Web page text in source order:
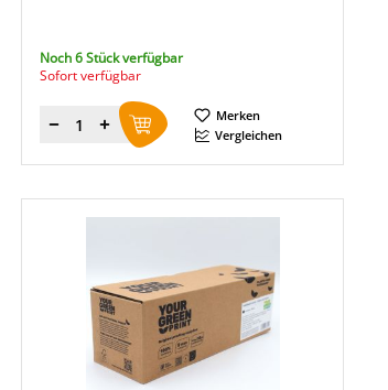
Noch 6 Stück verfügbar
Sofort verfügbar
Menge
Merken
Vergleichen